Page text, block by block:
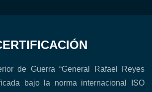
de Guerra “General Rafael Reyes
bajo la norma internacional ISO